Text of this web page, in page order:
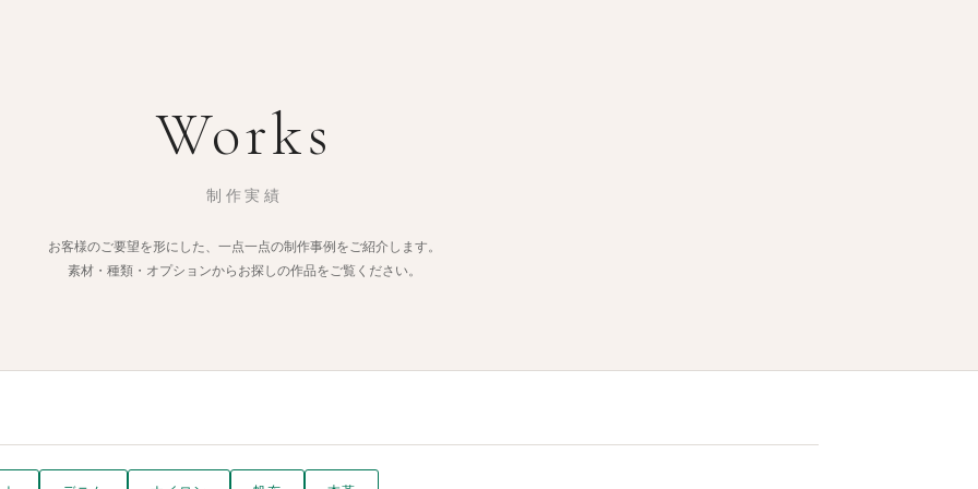
Works
制作実績
お客様のご要望を形にした、一点一点の制作事例をご紹介します。
素材・種類・オプションからお探しの作品をご覧ください。